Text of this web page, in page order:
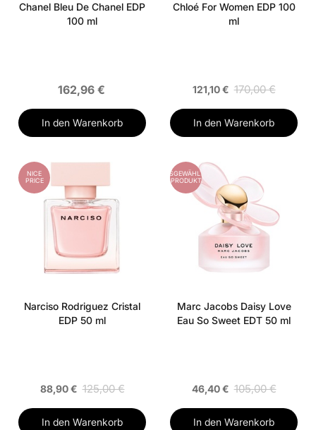
Chanel Bleu De Chanel EDP
100 ml
162,96 €
In den Warenkorb
Chloé For Women EDP 100
ml
121,10 € 170,00 €
In den Warenkorb
NICE
PRICE
Narciso Rodriguez Cristal
EDP 50 ml
88,90 € 125,00 €
In den Warenkorb
AUSGEWÄHLTES
PRODUKT
Marc Jacobs Daisy Love
Eau So Sweet EDT 50 ml
46,40 € 105,00 €
In den Warenkorb